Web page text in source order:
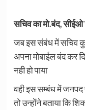
सचिव का मो.बंद,
जब इस संबंध में सचिव
अपना मोबाईल बंद कर
नही हो पाया
वही इस सम्बंध में जनपद
तो उन्होंने बताया कि